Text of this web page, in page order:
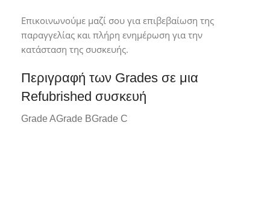
Επικοινωνούμε μαζί σου για επιβεβαίωση της
παραγγελίας και πλήρη ενημέρωση για την
κατάσταση της συσκευής.
Περιγραφή των Grades σε μια
Refubrished συσκευή
Grade AGrade BGrade C